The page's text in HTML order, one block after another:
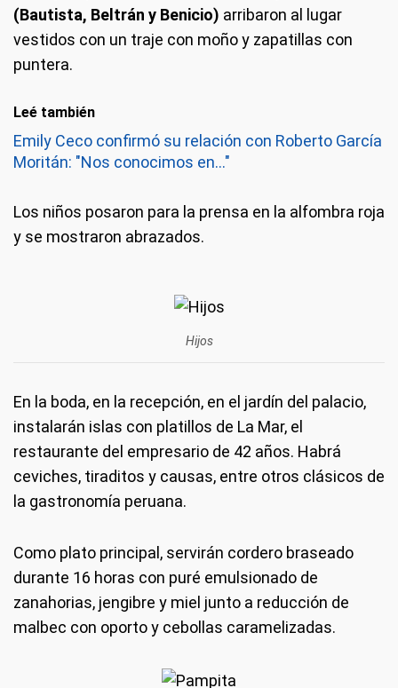
(Bautista, Beltrán y Benicio) arribaron al lugar
vestidos con un traje con moño y zapatillas con
puntera.
Leé también
Emily Ceco confirmó su relación con Roberto García
Moritán: "Nos conocimos en..."
Los niños posaron para la prensa en la alfombra roja
y se mostraron abrazados.
Hijos
En la boda, en la recepción, en el jardín del palacio,
instalarán islas con platillos de La Mar, el
restaurante del empresario de 42 años. Habrá
ceviches, tiraditos y causas, entre otros clásicos de
la gastronomía peruana.
Como plato principal, servirán cordero braseado
durante 16 horas con puré emulsionado de
zanahorias, jengibre y miel junto a reducción de
malbec con oporto y cebollas caramelizadas.